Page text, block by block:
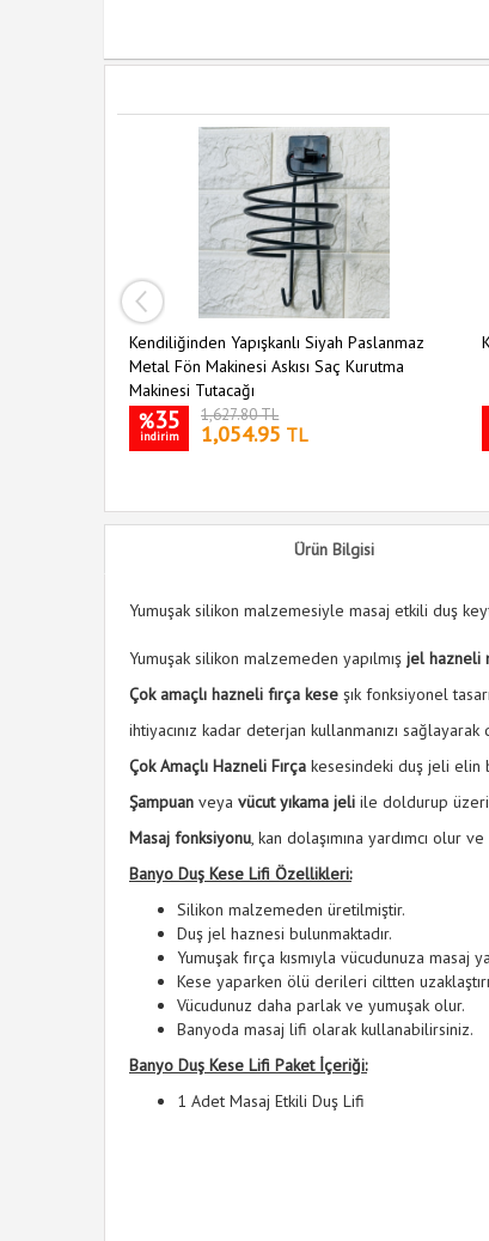
Kendiliğinden Yapışkanlı Siyah Paslanmaz
Metal Fön Makinesi Askısı Saç Kurutma
Makinesi Tutacağı
%35
indirim
1,627.80 TL
1,054.95 TL
Ürün Bilgisi
Yumuşak silikon malzemesiyle masaj etkili duş
Yumuşak silikon malzemeden yapılmış jel hazneli
Çok amaçlı hazneli fırça kese şık fonksiyonel
ihtiyacınız kadar deterjan kullanmanızı
Çok Amaçlı Hazneli Fırça kesesindeki duş jeli elin
Şampuan veya vücut yıkama jeli ile doldurup
Masaj fonksiyonu, kan dolaşımına yardımcı olur
Banyo Duş Kese Lifi Özellikleri:
Silikon malzemeden üretilmiştir.
Duş jel haznesi bulunmaktadır.
Yumuşak fırça kısmıyla vücudunuza masaj
Kese yaparken ölü derileri ciltten
Vücudunuz daha parlak ve yumuşak olur.
Banyoda masaj lifi olarak kullanabilirsiniz.
Banyo Duş Kese Lifi Paket İçeriği:
1 Adet Masaj Etkili Duş Lifi